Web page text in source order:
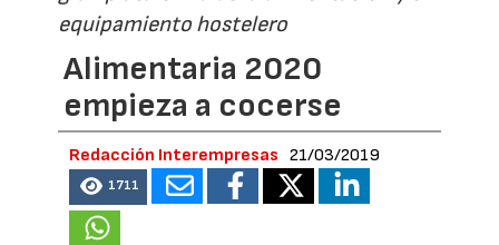
equipamiento hostelero
Alimentaria 2020
empieza a cocerse
Redacción Interempresas 21/03/2019
1711